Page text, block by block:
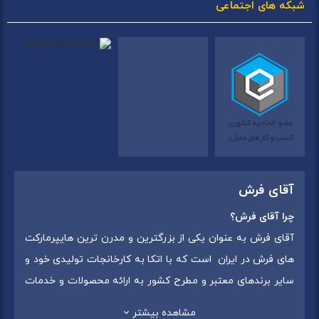
شبکه های اجتماعی
آقای فرش
چرا آقای فرش؟
آقای فرش به عنوان یکی از بزرگترین و مدرن ترین هایپرمارکت
های فرش در ایران است که با اتکا به کارخانجات تولیدی خود و
سایر برندهای معتبر و مطرح کشور به ارائه محصولات و خدمات
مشاهده بیشتر